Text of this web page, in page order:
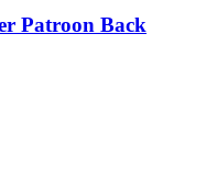
Patroon Back